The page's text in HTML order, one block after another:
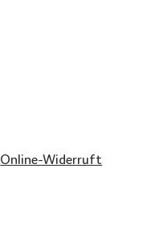
Online-Widerruft